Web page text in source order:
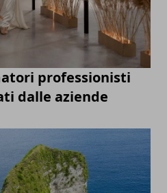
professionisti
dalle aziende